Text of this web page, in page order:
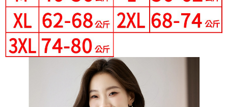
1.本服務係由「台灣大哥大股份有限公司」（以下簡稱本公司）所提供，讓
用戶於交易時，得透過本服務購買商品或服務，並由商店將買賣／分期付款
買賣價金債權讓與本公司後，依約使用本公司帳單繳交帳款。
2.基於同意付款使用「大哥付你分期」之契約關係目的，商店將以您的個人
資料（包含姓名、電話或地址）提供予台灣大哥大進項蒐集、處理及利用，
由本公司與您本人進行分期帳單所需資料之確認、核對及更正。
3.完整用戶服務條款，請詳閱以下連結：https://oppay.tw/userRule
ATM／網路銀行／等多元方式進行付款，方視為交易完成。
※ 請注意：結帳手續完成當下不需立刻繳費，但若您需要取消訂單，請聯絡
購買商品的店家。未經商家同意取消之訂單仍視為有效，需透過AFTEE先享
後付繳納相關費用。
※ 交易是否成功請以「AFTEE先享後付 」之結帳頁面顯示為準，若有關於
是否繳費成功／繳費後需取消欲退款等相關疑問，請聯繫「AFTEE先享後付
客戶支援中心」https://netprotections.freshdesk.com/support/home
１．透過由恩沛科技股份有限公司提供之「AFTEE先享後付」服務完成之交
易，需依本服務之必要範圍內提供個人資料，並將交易相關給付款項請求債
權轉讓予恩沛科技股份有限公司。
付款後全家取貨
每筆NT$80，滿NT$699(含以上)免運費
付款後萊爾富取貨
每筆NT$80，滿NT$699(含以上)免運費
每筆NT$80，滿NT$699(含以上)免運費